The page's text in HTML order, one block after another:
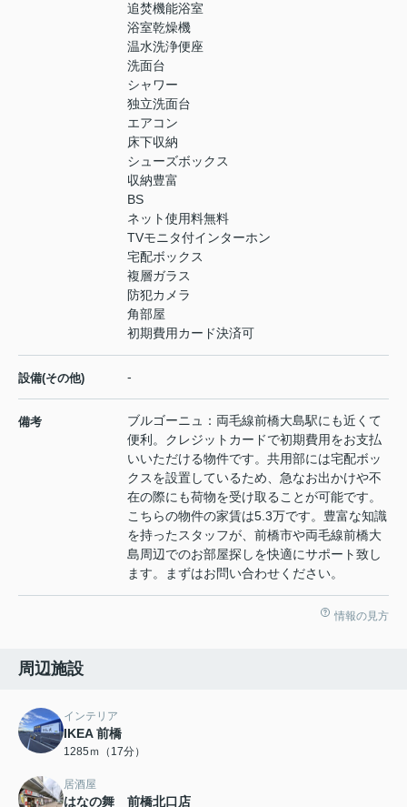
追焚機能浴室
浴室乾燥機
温水洗浄便座
洗面台
シャワー
独立洗面台
エアコン
床下収納
シューズボックス
収納豊富
BS
ネット使用料無料
TVモニタ付インターホン
宅配ボックス
複層ガラス
防犯カメラ
角部屋
初期費用カード決済可
設備(その他) -
備考
ブルゴーニュ：両毛線前橋大島駅にも近くて
便利。クレジットカードで初期費用をお支払
いいただける物件です。共用部には宅配ボッ
クスを設置しているため、急なお出かけや不
在の際にも荷物を受け取ることが可能です。
こちらの物件の家賃は5.3万です。豊富な知識
を持ったスタッフが、前橋市や両毛線前橋大
島周辺でのお部屋探しを快適にサポート致し
ます。まずはお問い合わせください。
情報の見方
周辺施設
インテリア
IKEA 前橋
1285ｍ（17分）
居酒屋
はなの舞 前橋北口店